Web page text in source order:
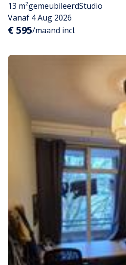
13 m²gemeubileerdStudio
Vanaf 4 Aug 2026
€ 595/maand incl.